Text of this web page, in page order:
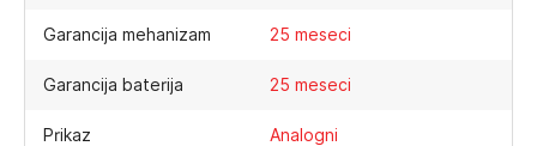
Garancija mehanizam 25 meseci
Garancija baterija 25 meseci
Prikaz Analogni